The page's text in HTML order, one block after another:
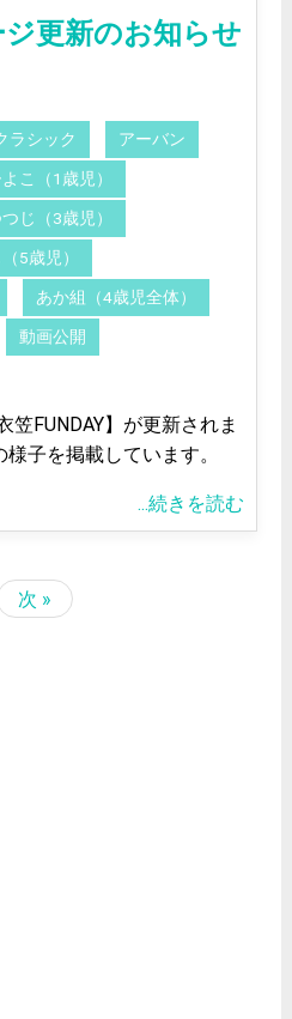
更新のお知らせ
ラシック アーバン
こ（1歳児）
じ（3歳児）
5歳児）
あか組（4歳児全体）
動画公開
FUNDAY】が更新されま
様子を掲載しています。
...続きを読む
次 »